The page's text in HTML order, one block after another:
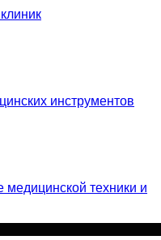
инструментов
медицинской техники и